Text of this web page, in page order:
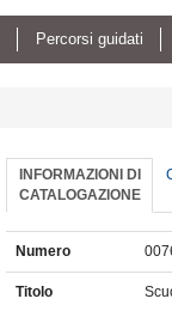
Percorsi guidati
INFORMAZIONI DI
CATALOGAZIONE
Numero
Titolo